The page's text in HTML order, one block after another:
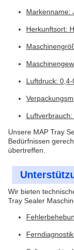
Markenname:
Herkunftsort:
Luftdruck:
Unsere MAP Tray
Bedürfnissen
übertreffen.
Wir bieten
Tray Sealer